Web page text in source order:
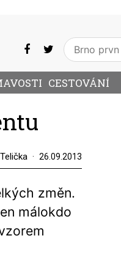
CESTOVÁNÍ
26.09.2013
změn.
málokdo